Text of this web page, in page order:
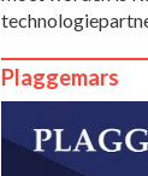
Plaggemars